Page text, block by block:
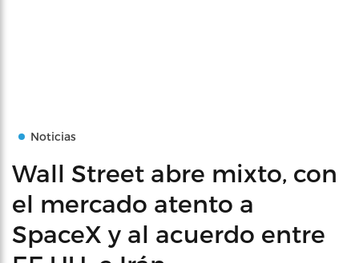
Noticias
Wall Street abre mixto, con
el mercado atento a
SpaceX y al acuerdo entre